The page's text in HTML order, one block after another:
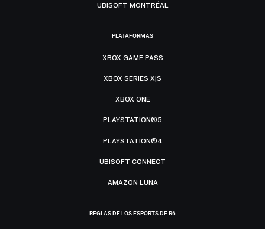
UBISOFT MONTRÉAL
PLATAFORMAS
XBOX GAME PASS
XBOX SERIES X|S
XBOX ONE
PLAYSTATION®5
PLAYSTATION®4
UBISOFT CONNECT
AMAZON LUNA
REGLAS DE LOS ESPORTS DE R6